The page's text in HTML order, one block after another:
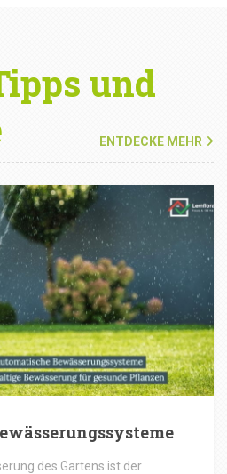
und
ENTDECKE MEHR
des Gartens ist der